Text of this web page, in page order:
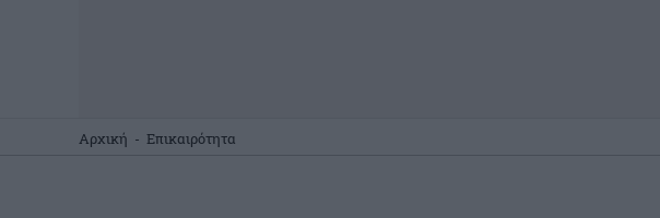
Αρχική - Επικαιρότητα